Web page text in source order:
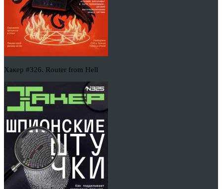
Хакер #326. Router from Hell